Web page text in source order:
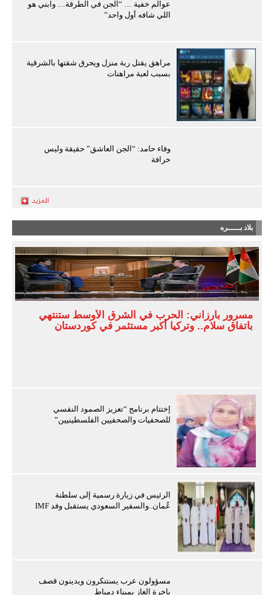
عوالم خفية … “الجن في الطرقة… وابني هو
اللي شافه أول واحد”
مراهق يقتل ربة منزل ويحرق شقتها بالشرقية
بسبب لعبة مراهنات
وفاء حامد: “الجن العاشق” حقيقة وليس
خرافة
بلاد بـــــره
مسرور بارزاني: الحرب في الشرق الأوسط ستنتهي
باتفاق سلام.. وتركيا أكبر مستثمر في كوردستان
إختتام برنامج “تعزيز الصمود النفسي
للصحفيات والصحفيين الفلسطينيين”
الرئيس في زيارة رسمية إلى سلطنة
عُمان..والسفير السعودي يستقبل وفد IMF
مسؤولون عرب يستنكرون ويدينون قصف
باخرة الغاز بميناء دمياط